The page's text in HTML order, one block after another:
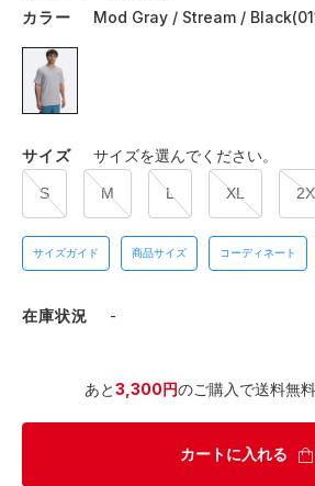
カラー
Mod Gray / Stream /
サイズ サイズを選んでください。
S M L XL
サイズガイド 商品サイズ コーディネート
在庫状況 -
あと3,300円のご購入で送料無
カートに入れる